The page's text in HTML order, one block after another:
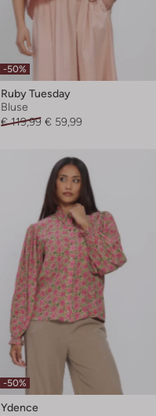
-50%
Ruby Tuesday
Bluse
€ 119,99 € 59,99
-50%
Ydence